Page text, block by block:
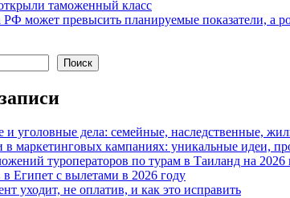
таможенный класс
может превысить планируемые показатели, а
Поиск
и уголовные дела: семейные, наследственные,
маркетинговых кампаниях: уникальные идеи,
туроператоров по турам в Таиланд на 2026
в Египет с вылетами в 2026 году
уходит, не оплатив, и как это исправить